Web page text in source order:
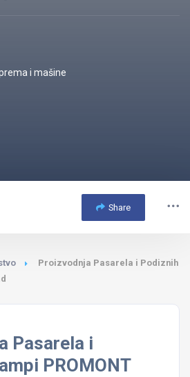
i mašine
Share
Proizvodnja Pasarela i Podiznih
Pasarela i
PROMONT